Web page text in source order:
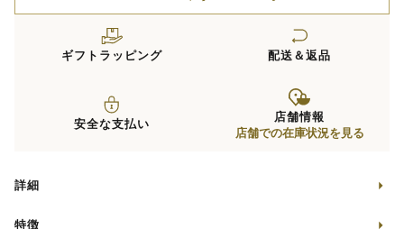
ギフトラッピング 配送＆返品
安全な支払い 店舗情報
店舗での在庫状況を見る
詳細
特徴